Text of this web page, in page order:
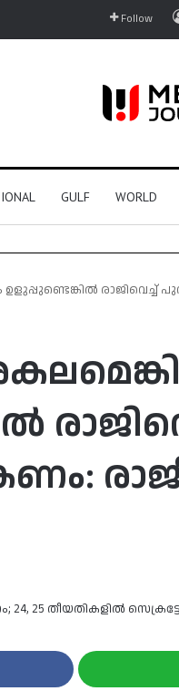
Follow
GULF WORLD
ഉളുപ്പുണ്ടെങ്കിൽ